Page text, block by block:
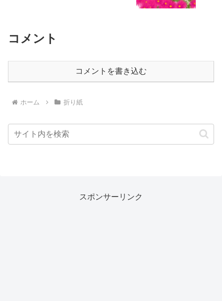
コメント
コメントを書き込む
ホーム 折り紙
スポンサーリンク